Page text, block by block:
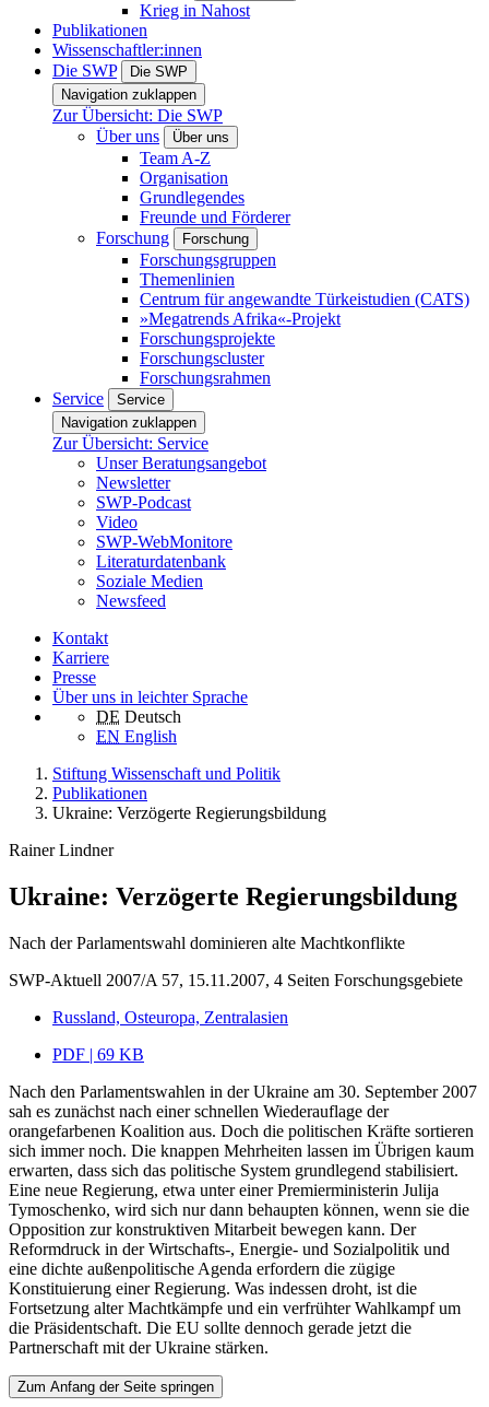
Krieg in Nahost
Publikationen
Wissenschaftler:innen
Die SWP
Die SWP
Navigation zuklappen
Zur Übersicht: Die SWP
Über uns
Über uns
Team A-Z
Organisation
Grundlegendes
Freunde und Förderer
Forschung
Forschung
Forschungsgruppen
Themenlinien
Centrum für angewandte Türkeistudien (CATS)
»Megatrends Afrika«-Projekt
Forschungsprojekte
Forschungscluster
Forschungsrahmen
Service
Service
Navigation zuklappen
Zur Übersicht: Service
Unser Beratungsangebot
Newsletter
SWP-Podcast
Video
SWP-WebMonitore
Literaturdatenbank
Soziale Medien
Newsfeed
Kontakt
Karriere
Presse
Über uns in leichter Sprache
DE Deutsch
EN English
Stiftung Wissenschaft und Politik
Publikationen
Ukraine: Verzögerte Regierungsbildung
Rainer Lindner
Ukraine: Verzögerte Regierungsbildung
Nach der Parlamentswahl dominieren alte Machtkonflikte
SWP-Aktuell 2007/A 57, 15.11.2007, 4 Seiten Forschungsgebiete
Russland, Osteuropa, Zentralasien
PDF | 69 KB
Nach den Parlamentswahlen in der Ukraine am 30. September 2007
sah es zunächst nach einer schnellen Wiederauflage der
orangefarbenen Koalition aus. Doch die politischen Kräfte sortieren
sich immer noch. Die knappen Mehrheiten lassen im Übrigen kaum
erwarten, dass sich das politische System grundlegend stabilisiert.
Eine neue Regierung, etwa unter einer Premierministerin Julija
Tymoschenko, wird sich nur dann behaupten können, wenn sie die
Opposition zur konstruktiven Mitarbeit bewegen kann. Der
Reformdruck in der Wirtschafts-, Energie- und Sozialpolitik und
eine dichte außenpolitische Agenda erfordern die zügige
Konstituierung einer Regierung. Was indessen droht, ist die
Fortsetzung alter Machtkämpfe und ein verfrühter Wahlkampf um
die Präsidentschaft. Die EU sollte dennoch gerade jetzt die
Partnerschaft mit der Ukraine stärken.
Zum Anfang der Seite springen